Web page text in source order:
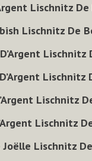
Lischnitz De
Lischnitz De
Lischnitz
Lischnitz
Lischnitz
Lischnitz
Joëlle Lischnitz